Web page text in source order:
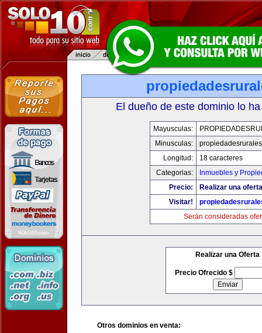
El dueño de este dominio lo
Mayusculas:
Minusculas:
Longitud:
18 caracteres
Categorias:
Inmuebles y
Precio:
Realizar una
Visitar!
Serán consideradas
Realizar una Oferta
Precio Ofrecido $
Otros dominios en venta: